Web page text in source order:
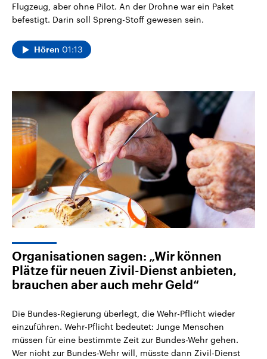
Flugzeug, aber ohne Pilot. An der Drohne war ein Paket
befestigt. Darin soll Spreng-Stoff gewesen sein.
Hören 01:13
Organisationen sagen: „Wir können
Plätze für neuen Zivil-Dienst anbieten,
brauchen aber auch mehr Geld“
Die Bundes-Regierung überlegt, die Wehr-Pflicht wieder
einzuführen. Wehr-Pflicht bedeutet: Junge Menschen
müssen für eine bestimmte Zeit zur Bundes-Wehr gehen.
Wer nicht zur Bundes-Wehr will, müsste dann Zivil-Dienst